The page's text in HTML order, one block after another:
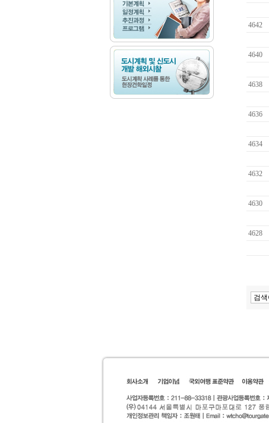
4642
4640
4638
4636
4634
4632
4630
4628